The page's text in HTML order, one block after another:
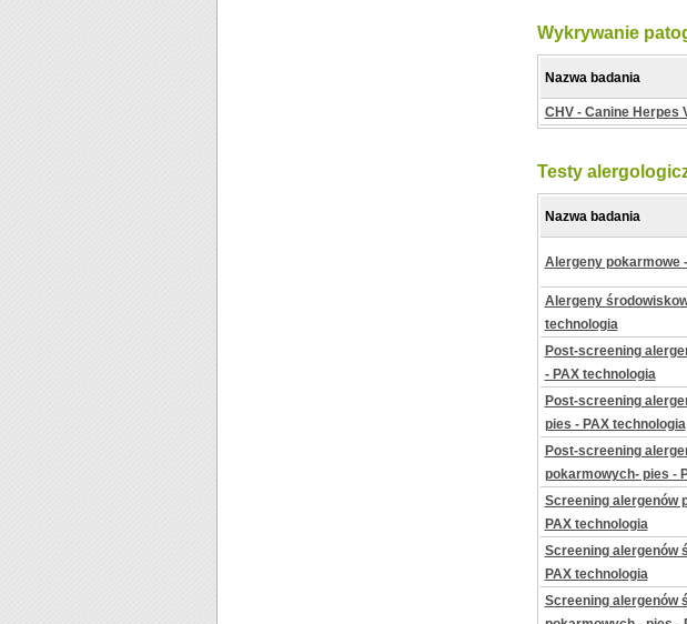
Wykrywanie
Nazwa badania
CHV - Canine Herpes
Testy
Nazwa badania
Alergeny pokarmowe
Alergeny
technologia
Post-screening
- PAX technologia
Post-screening
pies - PAX technologia
Post-screening
pokarmowych- pies -
Screening alergenów
PAX technologia
Screening alergenów
PAX technologia
Screening alergenów